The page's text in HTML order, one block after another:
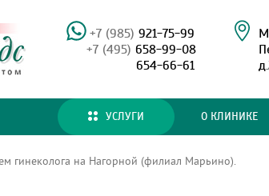
+7 (985) 921-75-99
+7 (495) 658-99-08
654-66-61
УСЛУГИ О КЛИНИКЕ
гинеколога на Нагорной (филиал Марьино).